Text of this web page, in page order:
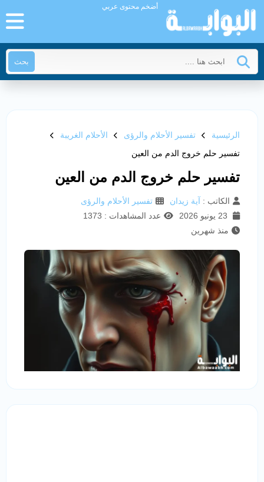
أضخم محتوى عربي
بحث
الرئيسية تفسير الأحلام والرؤى
الأحلام الغريبة
تفسير حلم خروج الدم من العين
تفسير حلم خروج الدم من العين
الكاتب : آية زيدان
تفسير الأحلام والرؤى
عدد المشاهدات : 1373
منذ شهرين